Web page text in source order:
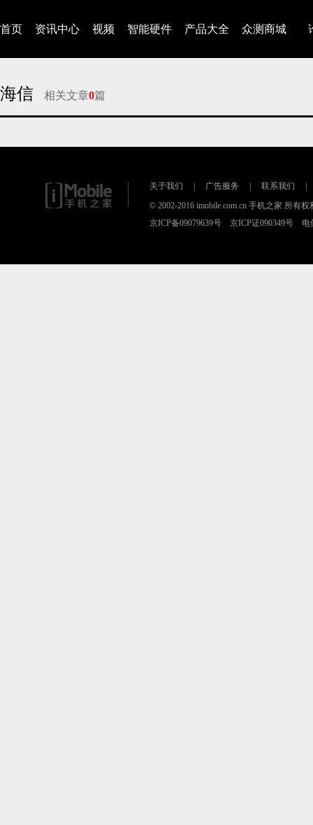
首页 资讯中心 视频 智能硬件 产品大全 众测商城
海信 相关文章0篇
关于我们 广告服务 联系我们
© 2002-2016 imobile.com.cn 手机之家 所有权
京ICP备09079639号 京ICP证090349号 电